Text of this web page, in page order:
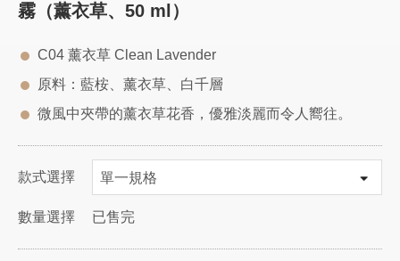
霧（薰衣草、50 ml）
C04 薰衣草 Clean Lavender
原料：藍桉、薰衣草、白千層
微風中夾帶的薰衣草花香，優雅淡麗而令人嚮往。
款式選擇
數量選擇 已售完